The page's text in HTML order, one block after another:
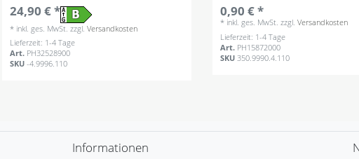
24,90 € *
* inkl. ges. MwSt. zzgl.Versandkosten
Lieferzeit: 1-4 Tage
Art. PH32528900
SKU-4.9996.110
0,90 € *
* inkl. ges. MwSt. zzgl.Versandkosten
Lieferzeit: 1-4 Tage
Art. PH15872000
SKU350.9990.4.110
Informationen